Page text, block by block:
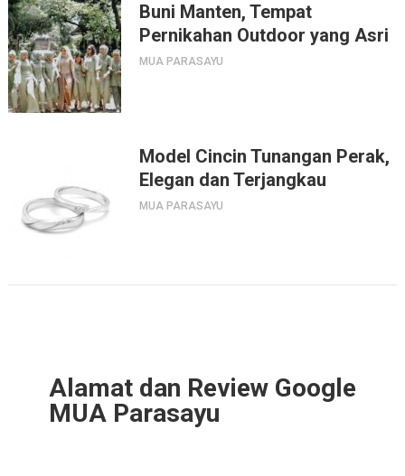
Buni Manten, Tempat
Pernikahan Outdoor yang Asri
MUA PARASAYU
Model Cincin Tunangan Perak,
Elegan dan Terjangkau
MUA PARASAYU
Alamat dan Review Google
MUA Parasayu